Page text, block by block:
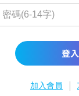
登入
加入會員 |